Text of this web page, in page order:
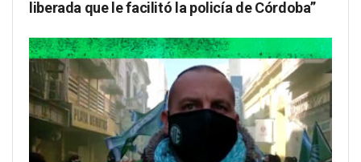
liberada que le facilitó la policía de Córdoba”